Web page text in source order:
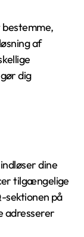
af
dig
dine
tilgængelige
sektionen på
adresserer